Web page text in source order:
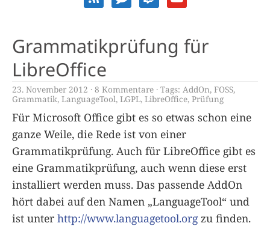
Grammatikprüfung für
LibreOffice
23. November 2012 8 Kommentare Tags: AddOn, FOSS,
Grammatik, LanguageTool, LGPL, LibreOffice, Prüfung
Für Microsoft Office gibt es so etwas schon eine
ganze Weile, die Rede ist von einer
Grammatikprüfung. Auch für LibreOffice gibt es
eine Grammatikprüfung, auch wenn diese erst
installiert werden muss. Das passende AddOn
hört dabei auf den Namen „LanguageTool“ und
ist unter http://www.languagetool.org zu finden.